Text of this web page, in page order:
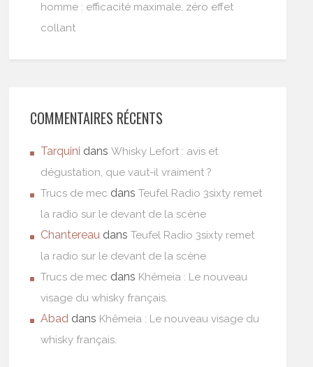
homme : efficacité maximale, zéro effet
collant
COMMENTAIRES RÉCENTS
Tarquini dansWhisky Lefort : avis et
dégustation, que vaut-il vraiment ?
Trucs de mec dansTeufel Radio 3sixty remet
la radio sur le devant de la scène
Chantereau dansTeufel Radio 3sixty remet
la radio sur le devant de la scène
Trucs de mec dans Khêmeia : Le nouveau
visage du whisky français.
Abad dans Khêmeia : Le nouveau visage du
whisky français.